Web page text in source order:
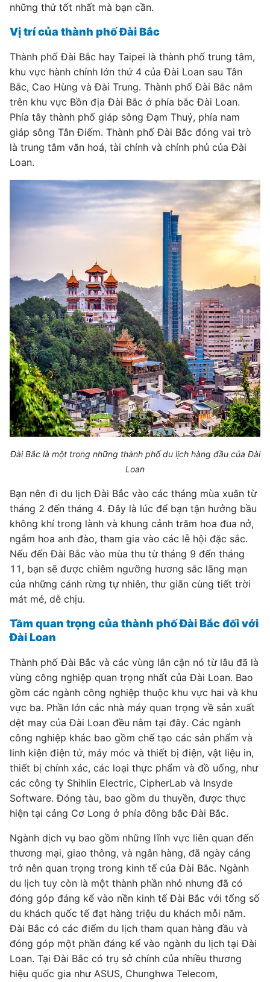
những thứ tốt nhất mà bạn cần.
Vị trí của thành phố Đài Bắc
Thành phố Đài Bắc hay Taipei là thành phố trung tâm,
khu vực hành chính lớn thứ 4 của Đài Loan sau Tân
Bắc, Cao Hùng và Đài Trung. Thành phố Đài Bắc nằm
trên khu vực Bồn địa Đài Bắc ở phía bắc Đài Loan.
Phía tây thành phố giáp sông Đạm Thuỷ, phía nam
giáp sông Tân Điếm. Thành phố Đài Bắc đóng vai trò
là trung tâm văn hoá, tài chính và chính phủ của Đài
Loan.
Đài Bắc là một trong những thành phố du lịch hàng đầu của Đài
Loan
Bạn nên đi du lịch Đài Bắc vào các tháng mùa xuân từ
tháng 2 đến tháng 4. Đây là lúc để bạn tận hưởng bầu
không khí trong lành và khung cảnh trăm hoa đua nở,
ngắm hoa anh đào, tham gia vào các lễ hội đặc sắc.
Nếu đến Đài Bắc vào mùa thu từ tháng 9 đến tháng
11, bạn sẽ được chiêm ngưỡng hương sắc lãng mạn
của những cánh rừng tự nhiên, thư giãn cùng tiết trời
mát mẻ, dễ chịu.
Tầm quan trọng của thành phố Đài Bắc đối với
Đài Loan
Thành phố Đài Bắc và các vùng lân cận nó từ lâu đã là
vùng công nghiệp quan trọng nhất của Đài Loan. Bao
gồm các ngành công nghiệp thuộc khu vực hai và khu
vực ba. Phần lớn các nhà máy quan trọng về sản xuất
dệt may của Đài Loan đều nằm tại đây. Các ngành
công nghiệp khác bao gồm chế tạo các sản phẩm và
linh kiện điện tử, máy móc và thiết bị điện, vật liệu in,
thiết bị chính xác, các loại thực phẩm và đồ uống, như
các công ty Shihlin Electric, CipherLab và Insyde
Software. Đóng tàu, bao gồm du thuyền, được thực
hiện tại cảng Cơ Long ở phía đông bắc Đài Bắc.
Ngành dịch vụ bao gồm những lĩnh vực liên quan đến
thương mại, giao thông, và ngân hàng, đã ngày cảng
trở nên quan trọng trong kinh tế của Đài Bắc. Ngành
du lịch tuy còn là một thành phần nhỏ nhưng đã có
đóng góp đáng kể vào nền kinh tế Đài Bắc với tổng số
du khách quốc tế đạt hàng triệu du khách mỗi năm.
Đài Bắc có các điểm du lịch tham quan hàng đầu và
đóng góp một phần đáng kể vào ngành du lịch tại Đài
Loan. Tại Đài Bắc có trụ sở chính của nhiều thương
hiệu quốc gia như ASUS, Chunghwa Telecom,